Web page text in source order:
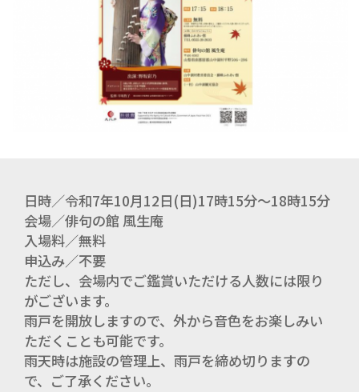
日時／令和7年10月12日(日)17時15分～18時15分
会場／俳句の館 風生庵
入場料／無料
申込み／不要
ただし、会場内でご鑑賞いただける人数には限り
がございます。
雨戸を開放しますので、外から音色をお楽しみい
ただくことも可能です。
雨天時は施設の管理上、雨戸を締め切りますの
で、ご了承ください。